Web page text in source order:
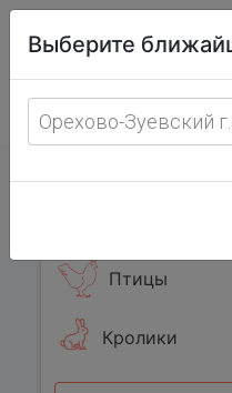
фермерских
товаров
Птицы
Кролики
Выберите
Орехово-Зуевский